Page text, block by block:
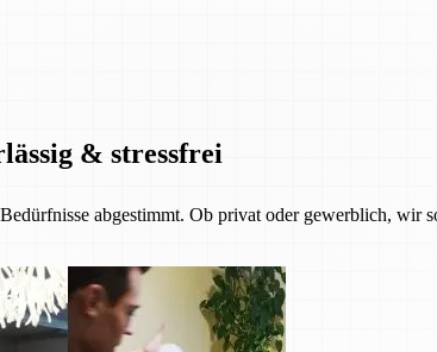
& stressfrei
abgestimmt. Ob privat oder gewerblich, wir